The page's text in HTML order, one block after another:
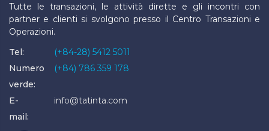
Tutte le transazioni, le attività dirette e gli incontri con
partner e clienti si svolgono presso il Centro Transazioni e
Operazioni.
Tel:
(+84-28) 5412 5011
Numero
verde:
(+84) 786 359 178
E-
mail:
info@tatinta.com